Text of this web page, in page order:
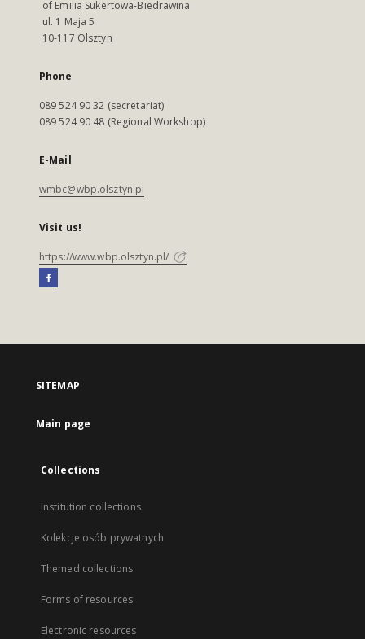
of Emilia Sukertowa-Biedrawina
ul. 1 Maja 5
10-117 Olsztyn
Phone
089 524 90 32 (secretariat)
089 524 90 48 (Regional Workshop)
E-Mail
wmbc@wbp.olsztyn.pl
Visit us!
https://www.wbp.olsztyn.pl/
SITEMAP
Main page
Collections
Institution collections
Kolekcje osób prywatnych
Themed collections
Forms of resources
Electronic resources